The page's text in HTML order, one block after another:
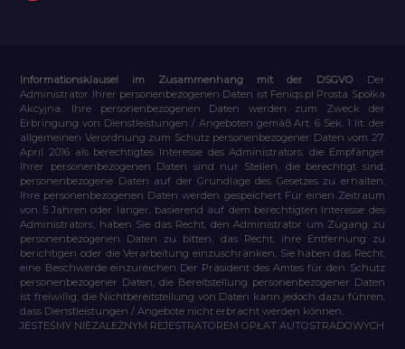
Informationsklausel im Zusammenhang mit der DSGVO
Der
Administrator Ihrer personenbezogenen Daten ist Feniqs.pl Prosta Spółka
Akcyjna. Ihre personenbezogenen Daten werden zum Zweck der
Erbringung von Dienstleistungen / Angeboten gemäß Art. 6 Sek. 1 lit. der
allgemeinen Verordnung zum Schutz personenbezogener Daten vom 27.
April 2016 als berechtigtes Interesse des Administrators, die Empfänger
Ihrer personenbezogenen Daten sind nur Stellen, die berechtigt sind,
personenbezogene Daten auf der Grundlage des Gesetzes zu erhalten,
Ihre personenbezogenen Daten werden gespeichert Für einen Zeitraum
von 5 Jahren oder länger, basierend auf dem berechtigten Interesse des
Administrators, haben Sie das Recht, den Administrator um Zugang zu
personenbezogenen Daten zu bitten, das Recht, ihre Entfernung zu
berichtigen oder die Verarbeitung einzuschränken, Sie haben das Recht,
eine Beschwerde einzureichen Der Präsident des Amtes für den Schutz
personenbezogener Daten, die Bereitstellung personenbezogener Daten
ist freiwillig, die Nichtbereitstellung von Daten kann jedoch dazu führen,
dass Dienstleistungen / Angebote nicht erbracht werden können.
JESTEŚMY NIEZALEŻNYM REJESTRATOREM OPŁAT AUTOSTRADOWYCH